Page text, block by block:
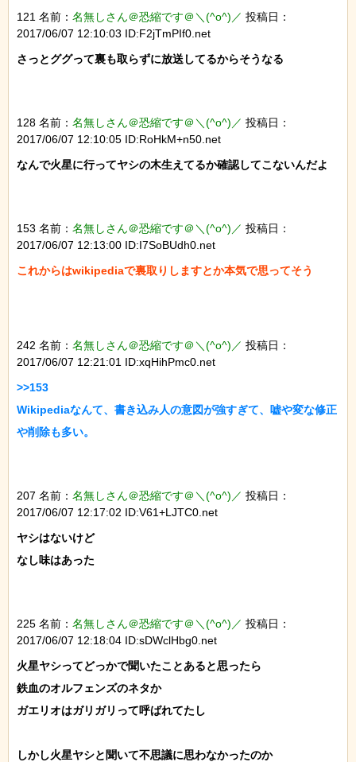
121 名前： 名無しさん＠恐縮です＠＼(^o^)／ 投稿日：
2017/06/07 12:10:03 ID:F2jTmPIf0.net
さっとググって裏も取らずに放送してるからそうなる
128 名前： 名無しさん＠恐縮です＠＼(^o^)／ 投稿日：
2017/06/07 12:10:05 ID:RoHkM+n50.net
なんで火星に行ってヤシの木生えてるか確認してこないんだよ
153 名前： 名無しさん＠恐縮です＠＼(^o^)／ 投稿日：
2017/06/07 12:13:00 ID:I7SoBUdh0.net
これからはwikipediaで裏取りしますとか本気で思ってそう
242 名前： 名無しさん＠恐縮です＠＼(^o^)／ 投稿日：
2017/06/07 12:21:01 ID:xqHihPmc0.net
>>153
Wikipediaなんて、書き込み人の意図が強すぎて、嘘や変な修正
や削除も多い。
207 名前： 名無しさん＠恐縮です＠＼(^o^)／ 投稿日：
2017/06/07 12:17:02 ID:V61+LJTC0.net
ヤシはないけど
なし味はあった
225 名前： 名無しさん＠恐縮です＠＼(^o^)／ 投稿日：
2017/06/07 12:18:04 ID:sDWclHbg0.net
火星ヤシってどっかで聞いたことあると思ったら
鉄血のオルフェンズのネタか
ガエリオはガリガリって呼ばれてたし
しかし火星ヤシと聞いて不思議に思わなかったのか